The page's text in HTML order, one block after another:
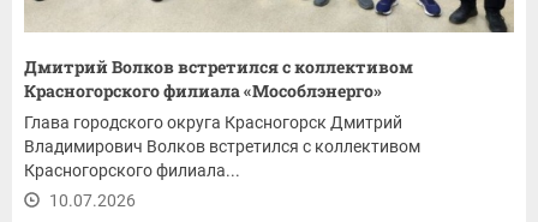
Дмитрий Волков встретился с коллективом
Красногорского филиала «Мособлэнерго»
Глава городского округа Красногорск Дмитрий
Владимирович Волков встретился с коллективом
Красногорского филиала...
10.07.2026